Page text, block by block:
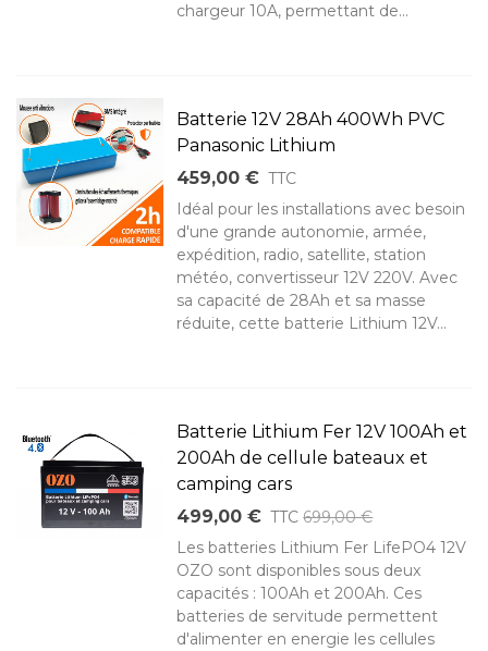
chargeur 10A, permettant de...
Batterie 12V 28Ah 400Wh PVC
Panasonic Lithium
459,00 € TTC
Idéal pour les installations avec besoin
d'une grande autonomie, armée,
expédition, radio, satellite, station
météo, convertisseur 12V 220V. Avec
sa capacité de 28Ah et sa masse
réduite, cette batterie Lithium 12V...
Batterie Lithium Fer 12V 100Ah et
200Ah de cellule bateaux et
camping cars
499,00 € TTC 699,00 €
Les batteries Lithium Fer LifePO4 12V
OZO sont disponibles sous deux
capacités : 100Ah et 200Ah. Ces
batteries de servitude permettent
d'alimenter en energie les cellules